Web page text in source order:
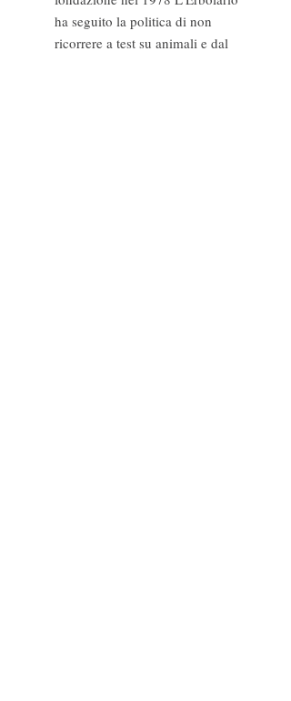
ha seguito la politica di non
ricorrere a test su animali e dal